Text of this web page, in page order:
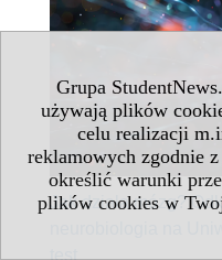
Grupa
używają plików
celu realizacji
reklamowych zgodnie z
określić warunki
plików cookies w
Jak działa mózg?
test